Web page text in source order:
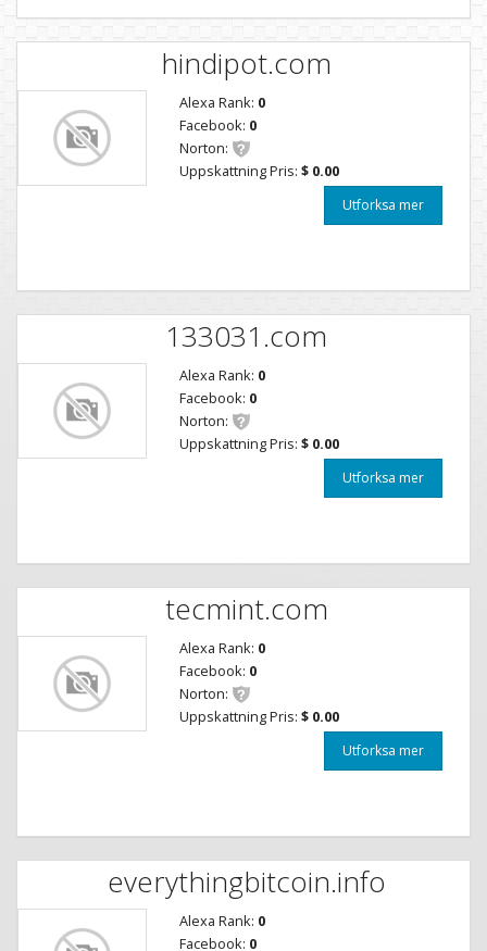
hindipot.com
Alexa Rank: 0
Facebook: 0
Norton:
Uppskattning Pris: $ 0.00
Utforksa mer
133031.com
Alexa Rank: 0
Facebook: 0
Norton:
Uppskattning Pris: $ 0.00
Utforksa mer
tecmint.com
Alexa Rank: 0
Facebook: 0
Norton:
Uppskattning Pris: $ 0.00
Utforksa mer
everythingbitcoin.info
Alexa Rank: 0
Facebook: 0